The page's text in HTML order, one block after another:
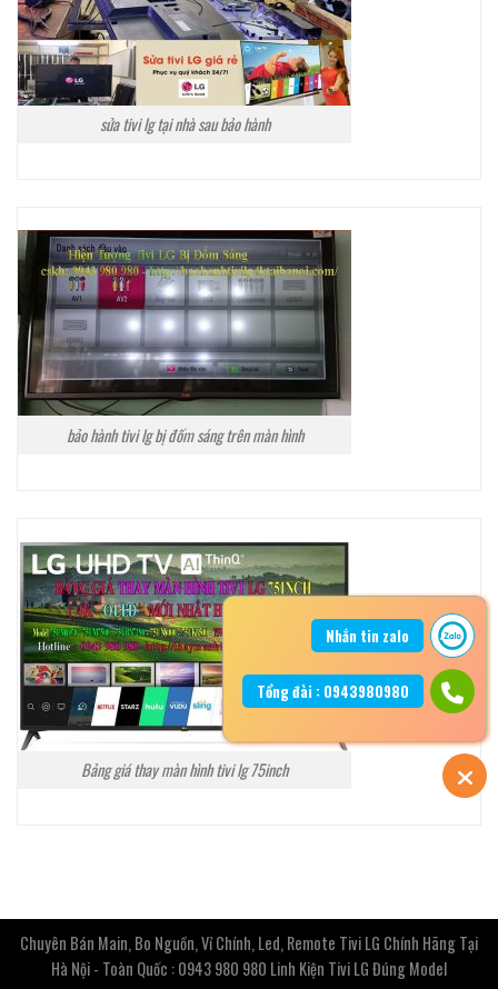
sửa tivi lg tại nhà sau bảo hành
bảo hành tivi lg bị đốm sáng trên màn hình
Bảng giá thay màn hình tivi lg 75inch
Chuyên Bán Main, Bo Nguồn, Vỉ Chính, Led, Remote Tivi LG Chính Hãng Tại
Hà Nội - Toàn Quốc : 0943 980 980 Linh Kiện Tivi LG Đúng Model
Nhắn tin zalo
Tổng đài : 0943980980